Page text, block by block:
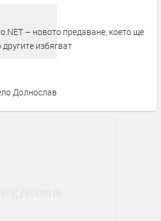
– новото предаване, което ще
избягват
Долнослав